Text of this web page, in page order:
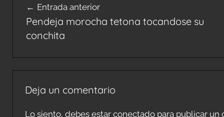
de
entradas
Entrada anterior
Pendeja morocha tetona tocandose su
conchita
Deja un comentario
Lo siento, debes estar conectado para publicar un